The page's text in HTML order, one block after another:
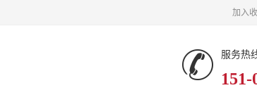
加入
服务热
151-